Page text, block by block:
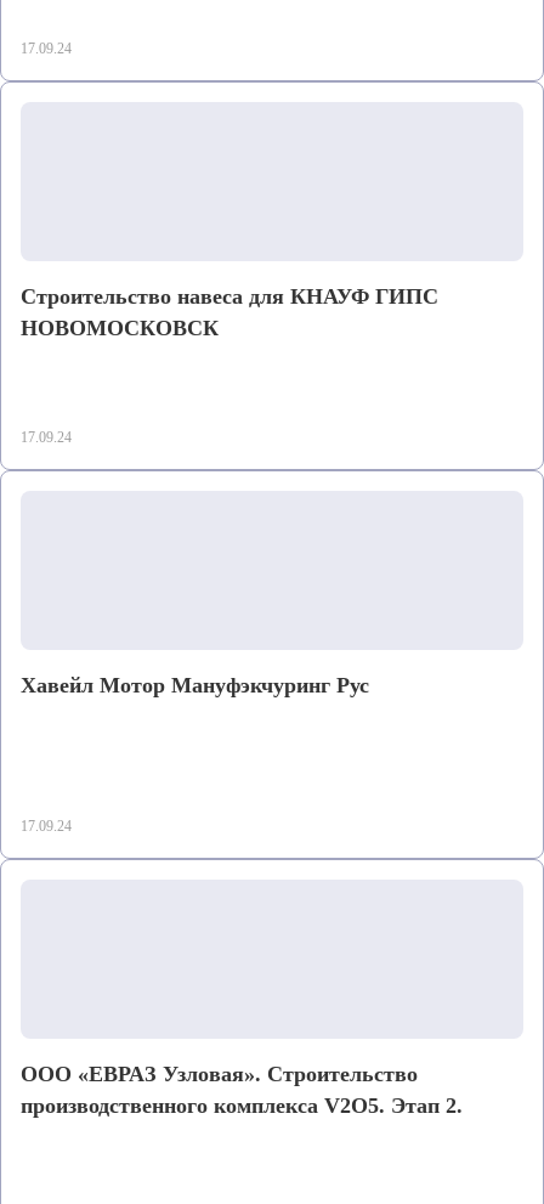
17.09.24
Строительство навеса для КНАУФ ГИПС
НОВОМОСКОВСК
17.09.24
Хавейл Мотор Мануфэкчуринг Рус
17.09.24
ООО «ЕВРАЗ Узловая». Строительство
производственного комплекса V2O5. Этап 2.